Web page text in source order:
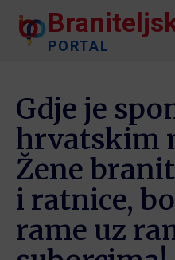
PORTAL
Gdje je
hrvatskim
Žene
i ratnice,
rame uz